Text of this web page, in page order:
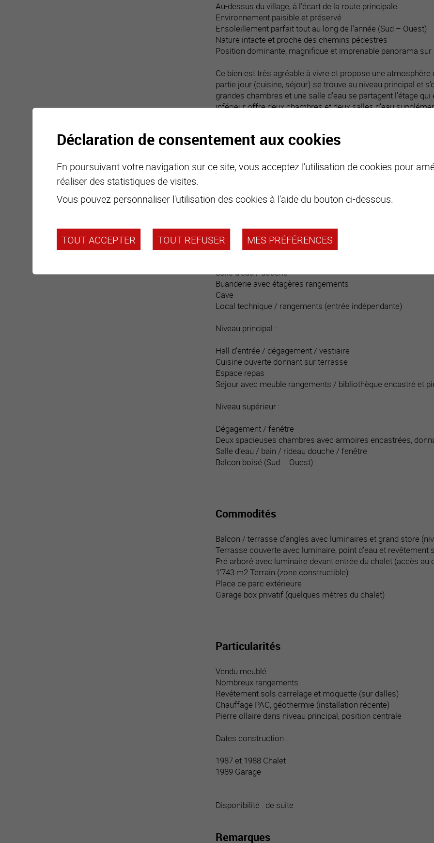
Au-dessus du village, à l’écart de la route principale
Environnement paisible et préservé
Ensoleillement parfait tout au long de l’année (Sud – Ouest)
Nature intacte et proche des chemins pédestres
Position dominante, magnifique et imprenable panorama
Ce bien est très agréable à vivre et propose une
partie jour (cuisine, séjour) se trouve au niveau principal et
grandes chambres et une salle d’eau se partagent l’étage
inférieur offre deux chambres et deux salles d’eau
géothermie a été installé. Ce bien est idéal pour une famille.
Distribution du bien
Hall d’entrée / dégagement central / vestiaire
Deux chambres
Salle d’eau / douche
Buanderie avec étagères rangements
Cave
Local technique / rangements (entrée indépendante)
Niveau principal :
Hall d’entrée / dégagement / vestiaire
Cuisine ouverte donnant sur terrasse
Espace repas
Séjour avec meuble rangements / bibliothèque encastré et
Niveau supérieur :
Dégagement / fenêtre
Deux spacieuses chambres avec armoires encastrées,
Salle d’eau / bain / rideau douche / fenêtre
Balcon boisé (Sud – Ouest)
Commodités
Balcon / terrasse d’angles avec luminaires et grand store
Terrasse couverte avec luminaire, point d’eau et
Pré arboré avec luminaire devant entrée du chalet (accès au
1’743 m2 Terrain (zone constructible)
Place de parc extérieure
Garage box privatif (quelques mètres du chalet)
Particularités
Vendu meublé
Nombreux rangements
Revêtement sols carrelage et moquette (sur dalles)
Chauffage PAC, géothermie (installation récente)
Pierre ollaire dans niveau principal, position centrale
Dates construction :
1987 et 1988 Chalet
1989 Garage
Disponibilité : de suite
Remarques
Déclaration de consentement aux cookies
En poursuivant votre navigation sur ce site, vous acceptez l'utilisation de cookies pour
réaliser des statistiques de visites.
Vous pouvez personnaliser l'utilisation des cookies à l'aide du bouton ci-dessous.
TOUT ACCEPTER TOUT REFUSER MES PRÉFÉRENCES